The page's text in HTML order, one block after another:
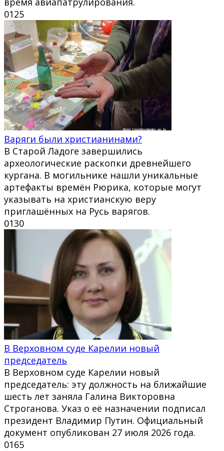
0125
Варяги были христианинами?
В Старой Ладоге завершились
археологические раскопки древнейшего
кургана. В могильнике нашли уникальные
артефакты времён Рюрика, которые могут
указывать на христианскую веру
приглашённых на Русь варягов.
0130
В Верховном суде Карелии новый
председатель
В Верховном суде Карелии новый
председатель: эту должность на ближайшие
шесть лет заняла Галина Викторовна
Строганова. Указ о её назначении подписал
президент Владимир Путин. Официальный
документ опубликован 27 июля 2026 года.
0165